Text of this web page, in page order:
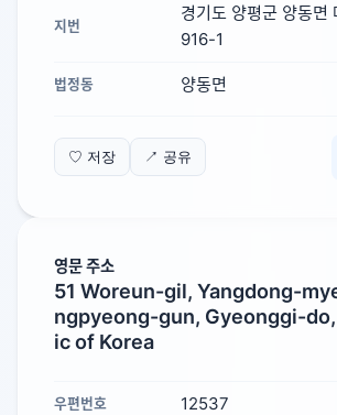
지번
경기도 양평군 양동면
916-1
법정동 양동면
♡ 저장 ↗ 공유
영문 주소
51 Woreun-gil, Yangdong-
ngpyeong-gun, Gyeonggi-
ic of Korea
우편번호 12537